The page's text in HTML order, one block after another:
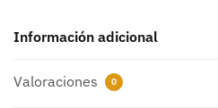
Información adicional
Valoraciones 0